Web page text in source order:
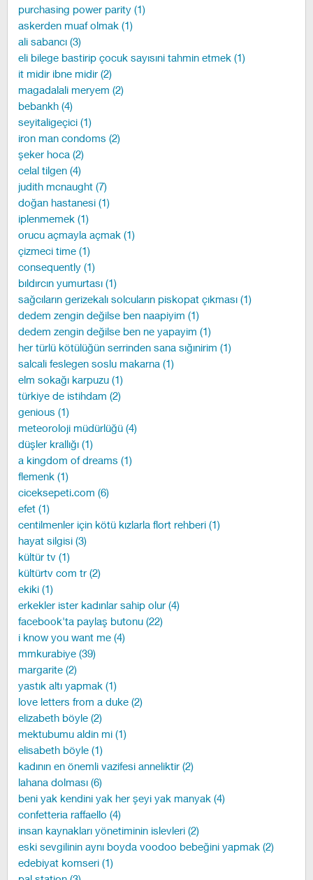
purchasing power parity (1)
askerden muaf olmak (1)
ali sabancı (3)
eli bilege bastirip çocuk sayısıni tahmin etmek (1)
it midir ibne midir (2)
magadalali meryem (2)
bebankh (4)
seyitaligeçici (1)
iron man condoms (2)
şeker hoca (2)
celal tilgen (4)
judith mcnaught (7)
doğan hastanesi (1)
iplenmemek (1)
orucu açmayla açmak (1)
çizmeci time (1)
consequently (1)
bıldırcın yumurtası (1)
sağcıların gerizekalı solcuların piskopat çıkması (1)
dedem zengin değilse ben naapiyim (1)
dedem zengin değilse ben ne yapayim (1)
her türlü kötülüğün serrinden sana sığınirim (1)
salcali feslegen soslu makarna (1)
elm sokağı karpuzu (1)
türkiye de istihdam (2)
genious (1)
meteoroloji müdürlüğü (4)
düşler krallığı (1)
a kingdom of dreams (1)
flemenk (1)
ciceksepeti.com (6)
efet (1)
centilmenler için kötü kızlarla flort rehberi (1)
hayat silgisi (3)
kültür tv (1)
kültürtv com tr (2)
ekiki (1)
erkekler ister kadınlar sahip olur (4)
facebook'ta paylaş butonu (22)
i know you want me (4)
mmkurabiye (39)
margarite (2)
yastık altı yapmak (1)
love letters from a duke (2)
elizabeth böyle (2)
mektubumu aldin mi (1)
elisabeth böyle (1)
kadının en önemli vazifesi anneliktir (2)
lahana dolması (6)
beni yak kendini yak her şeyi yak manyak (4)
confetteria raffaello (4)
insan kaynakları yönetiminin islevleri (2)
eski sevgilinin aynı boyda voodoo bebeğini yapmak (2)
edebiyat komseri (1)